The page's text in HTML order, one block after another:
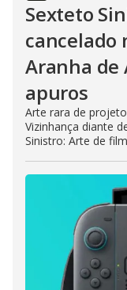
Sexteto
cancelado
Aranha de
apuros
Arte rara de
Vizinhança diante
Sinistro: Arte de